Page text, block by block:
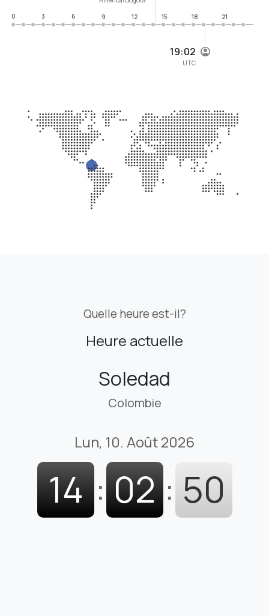
19:02
UTC
0
3 6 9 12 15 18 21
Quelle heure est-il?
Heure actuelle
Soledad
Colombie
Lun, 10. Août 2026
14 : 02 : 51